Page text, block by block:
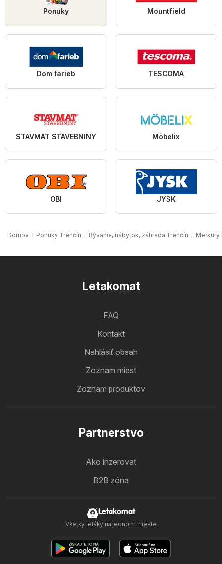
Ponuky Mountfield
Dom farieb TESCOMA
STAVMAT STAVEBNINY Möbelix
OBI JYSK
Domov Ponuky Trenčín Bývanie, nábytok, záhrada Trenčín Merkury
Letakomat
FAQ
Kontakt
Nahlásiť obsah
Zoznam miest
Zoznam produktov
Partnerstvo
Ako inzerovať
B2B zóna
Letakomat
Všetky letáky na jednom mieste